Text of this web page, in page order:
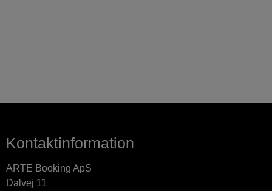
Kontaktinformation
ARTE Booking ApS
Dalvej 11